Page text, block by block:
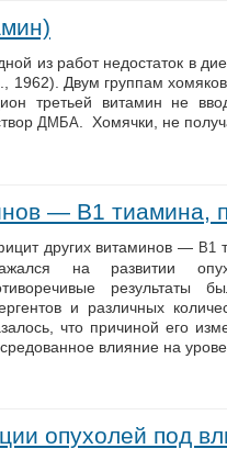
из работ недостаток в
1962). Двум группам
третьей витамин не
ДМБА . Хомячки, не
— В1 тиамина,
других витаминов — В1
на развитии
результаты
и различных
что причиной его
влияние на
опухолей под